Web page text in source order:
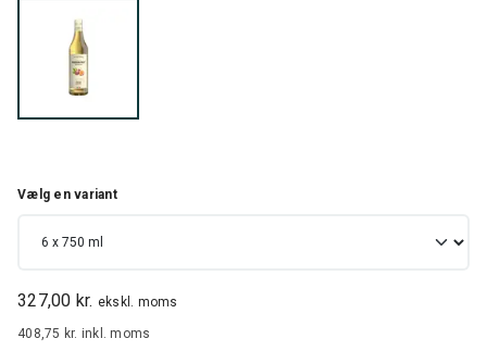
327,00 kr. ekskl. moms
408,75 kr. inkl. moms
Vælg en variant